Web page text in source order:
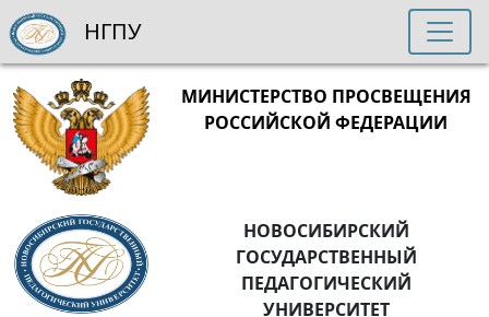
МИНИСТЕРСТВО ПРОСВЕЩЕНИЯ
РОССИЙСКОЙ ФЕДЕРАЦИИ
НОВОСИБИРСКИЙ
ГОСУДАРСТВЕННЫЙ
ПЕДАГОГИЧЕСКИЙ
УНИВЕРСИТЕТ
НГПУ